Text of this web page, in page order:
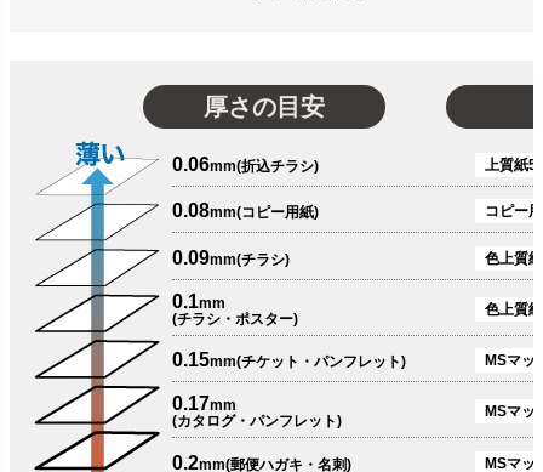
厚さの目安
0.06mm(折込チラシ) 上質紙
0.08mm(コピー用紙) コピー
0.09mm(チラシ) 色上質
0.1mm
(チラシ・ポスター)
色上質
0.15mm(チケット・パンフレット) MSマッ
0.17mm
(カタログ・パンフレット)
MSマッ
0.2mm(郵便ハガキ・名刺) MSマッ